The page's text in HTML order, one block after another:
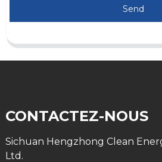
Send
CONTACTEZ-NOUS
Sichuan Hengzhong Clean
Ltd.